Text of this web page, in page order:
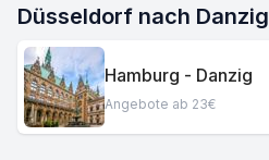
Düsseldorf nach Danzig
Hamburg - Danzig
Angebote ab 23€